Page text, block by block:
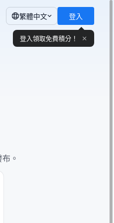
繁體中文 登入
登入領取免費積分！ ✕
。